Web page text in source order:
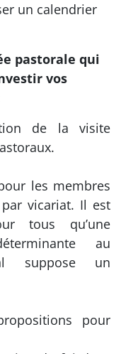
un calendrier
pastorale qui
vos
de la visite
les membres
vicariat. Il est
tous qu’une
au
suppose un
pour